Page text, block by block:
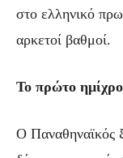
στο ελληνικό
αρκετοί βαθμοί.
Το πρώτο
Ο Παναθηναϊκός